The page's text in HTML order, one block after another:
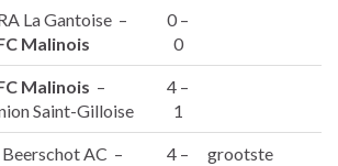
La Gantoise –
Malinois
0 –
0
Malinois –
Saint-Gilloise
4 –
1
Beerschot AC –
4 –
grootste